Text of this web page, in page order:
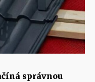
správnou